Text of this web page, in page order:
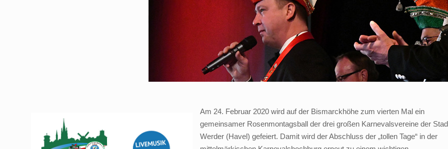
Am 24. Februar 2020 wird auf der Bismarckhöhe zum vierten Mal ein
gemeinsamer Rosenmontagsball der drei großen Karnevalsvereine der
Werder (Havel) gefeiert. Damit wird der Abschluss der „tollen Tage“ in der